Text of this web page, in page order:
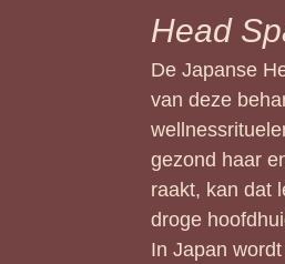
Head
De Japanse
van deze
gezond haar
raakt, kan dat
droge
In Japan